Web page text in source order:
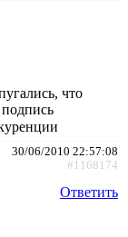
что
30/06/2010 22:57:08
#1168174
Ответить